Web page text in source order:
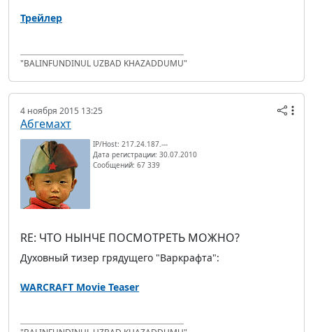
Трейлер
"BALINFUNDINUL UZBAD KHAZADDUMU"
4 ноября 2015 13:25
Абгемахт
IP/Host: 217.24.187.---
Дата регистрации: 30.07.2010
Сообщений: 67 339
RE: ЧТО НЫНЧЕ ПОСМОТРЕТЬ МОЖНО?
Духовный тизер грядущего "Варкрафта":
WARCRAFT Movie Teaser